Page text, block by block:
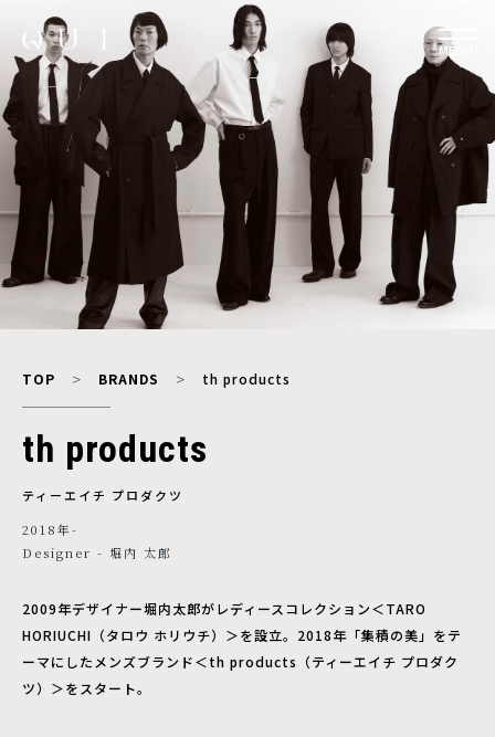
MENU
TOP BRANDS th products
th products
ティーエイチ プロダクツ
2018年-
Designer - 堀内 太郎
2009年デザイナー堀内太郎がレディースコレクション＜TARO
HORIUCHI（タロウ ホリウチ）＞を設立。2018年「集積の美」をテ
ーマにしたメンズブランド＜th products（ティーエイチ プロダク
ツ）＞をスタート。